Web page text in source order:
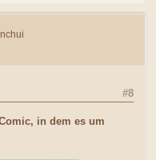
#8
in dem es um